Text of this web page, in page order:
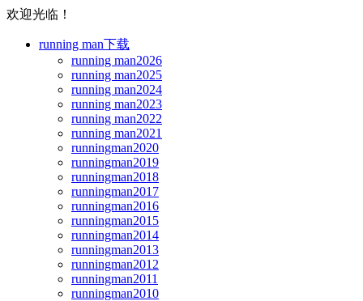
欢迎光临！
running man下载
running man2026
running man2025
running man2024
running man2023
running man2022
running man2021
runningman2020
runningman2019
runningman2018
runningman2017
runningman2016
runningman2015
runningman2014
runningman2013
runningman2012
runningman2011
runningman2010